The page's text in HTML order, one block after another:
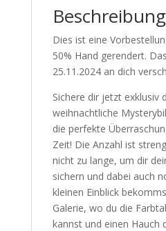
Beschreibung
Dies ist eine
50% Hand gerendert.
25.11.2024 an dich
Sichere dir jetzt exklusiv
weihnachtliche
die perfekte
Zeit! Die Anzahl ist
nicht zu lange, um dir
sichern und dabei auch
kleinen Einblick
Galerie, wo du die
kannst und einen Hauch